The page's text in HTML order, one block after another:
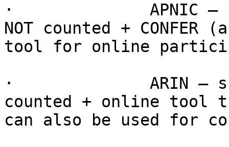
·              APNIC –
NOT counted + CONFER (a
tool for online
·              ARIN –
counted + online tool
can also be used for